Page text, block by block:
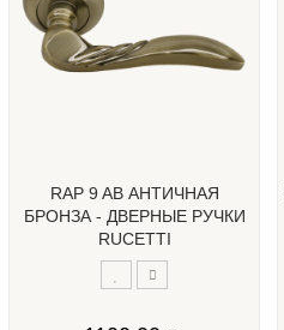
RAP 9 AB АНТИЧНАЯ
БРОНЗА - ДВЕРНЫЕ РУЧКИ
RUCETTI